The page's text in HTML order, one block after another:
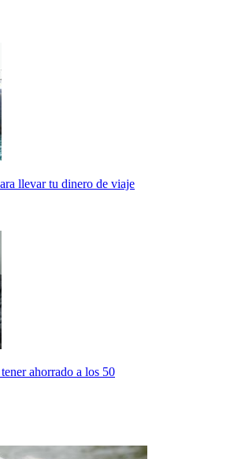
llevar tu dinero de viaje
ahorrado a los 50